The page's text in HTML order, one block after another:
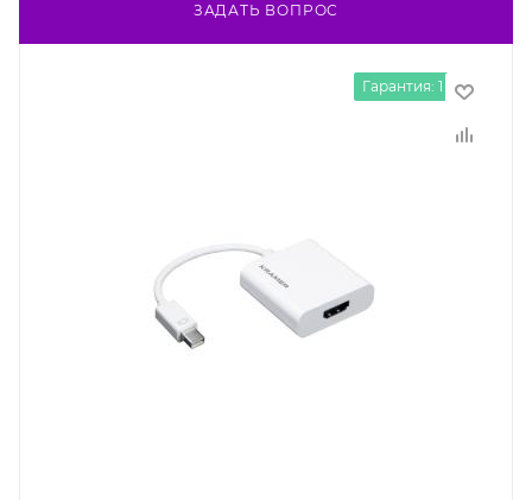
ЗАДАТЬ ВОПРОС
Гарантия: 1 год